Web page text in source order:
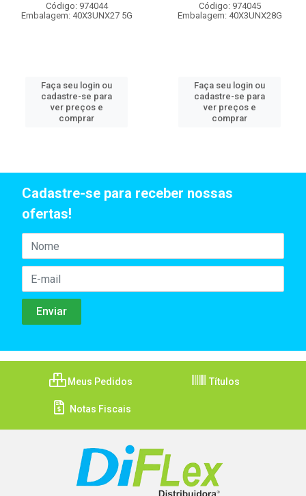
Código: 974044
Embalagem: 40X3UNX27 5G
Faça seu login ou
cadastre-se para
ver preços e
comprar
Código: 974045
Embalagem: 40X3UNX28G
Faça seu login ou
cadastre-se para
ver preços e
comprar
Cadastre-se para receber nossas
ofertas!
Meus Pedidos Títulos
Notas Fiscais